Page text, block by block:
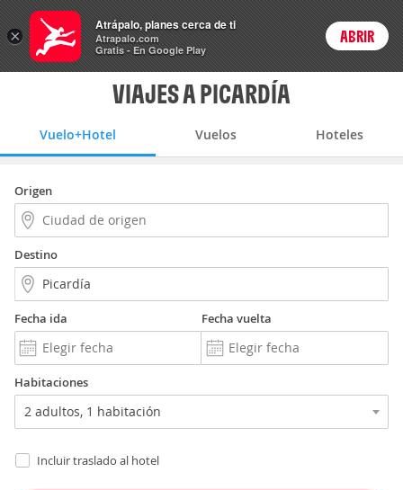
Vuelo+Hotel Login
VIAJES A PICARDÍA
Vuelo+Hotel Vuelos Hoteles
Origen
Destino
Fecha ida Fecha vuelta
Habitaciones
Incluir traslado al hotel
×
Atrápalo, planes cerca de ti
Atrapalo.com
Gratis - En Google Play
ABRIR